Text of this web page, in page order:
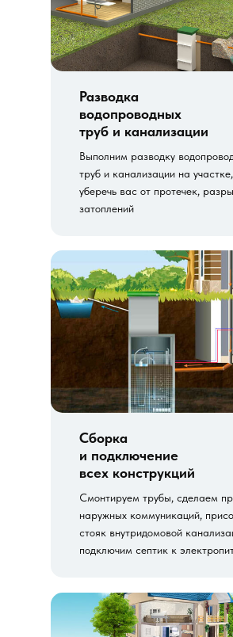
Разводка
водопроводных
труб и канализации
Выполним разводку
труб и канализации на
уберечь вас от протечек,
затоплений
Сборка
и подключение
всех конструкций
Смонтируем трубы, сделаем
наружных коммуникаций,
стояк внутридомовой
подключим септик к